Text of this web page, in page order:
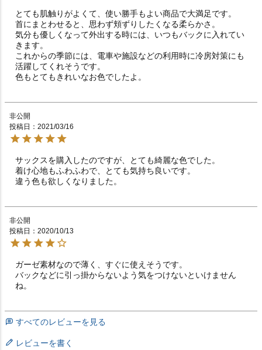
とても肌触りがよくて、使い勝手もよい商品で大満足です。
首にまとわせると、思わず頬ずりしたくなる柔らかさ。
気分も優しくなって外出する時には、いつもバックに入れてい
きます。
これからの季節には、電車や施設などの利用時に冷房対策にも
活躍してくれそうです。
色もとてもきれいなお色でしたよ。
非公開
投稿日
2021/03/16
サックスを購入したのですが、とても綺麗な色でした。
着け心地もふわふわで、とても気持ち良いです。
違う色も欲しくなりました。
非公開
投稿日
2020/10/13
ガーゼ素材なので薄く、すぐに使えそうです。
バックなどに引っ掛からないよう気をつけないといけません
ね。
すべてのレビューを見る
レビューを書く